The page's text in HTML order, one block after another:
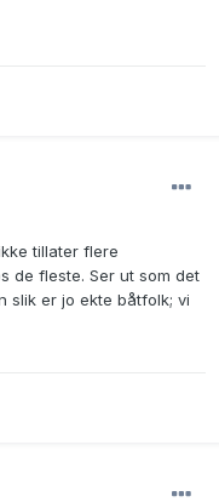
tillater flere
de fleste. Ser ut som det
slik er jo ekte båtfolk; vi